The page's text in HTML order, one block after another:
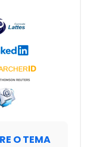
O TEMA